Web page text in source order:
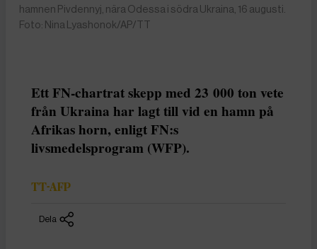
hamnen Pivdennyj, nära Odessa i södra Ukraina, 16 augusti.
Foto: Nina Lyashonok/AP/TT
Ett FN-chartrat skepp med 23 000 ton vete
från Ukraina har lagt till vid en hamn på
Afrikas horn, enligt FN:s
livsmedelsprogram (WFP).
TT-AFP
Dela